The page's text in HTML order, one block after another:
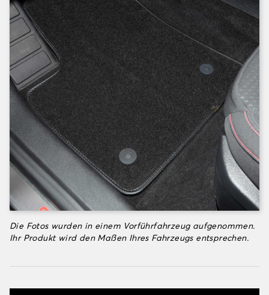
Die Fotos wurden in einem Vorführfahrzeug aufgenommen.
Ihr Produkt wird den Maßen Ihres Fahrzeugs entsprechen.